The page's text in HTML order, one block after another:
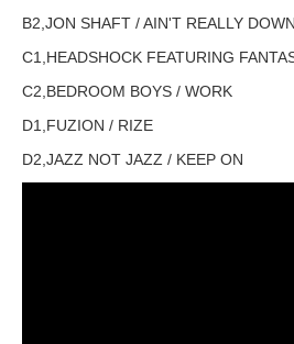
B2,JON SHAFT / AIN'T REALLY DOWN
C1,HEADSHOCK FEATURING
C2,BEDROOM BOYS / WORK
D1,FUZION / RIZE
D2,JAZZ NOT JAZZ / KEEP ON